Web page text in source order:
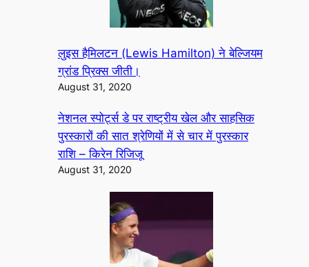
लुइस हैमिलटन (Lewis Hamilton) ने बेल्जियम
ग्रांड प्रिक्स जीती।
August 31, 2020
नेशनल स्पोर्ट्स डे पर राष्ट्रीय खेल और साहसिक
पुरस्कारों की सात श्रेणियों में से चार में पुरस्कार
राशि – किरेन रिजिजू
August 31, 2020